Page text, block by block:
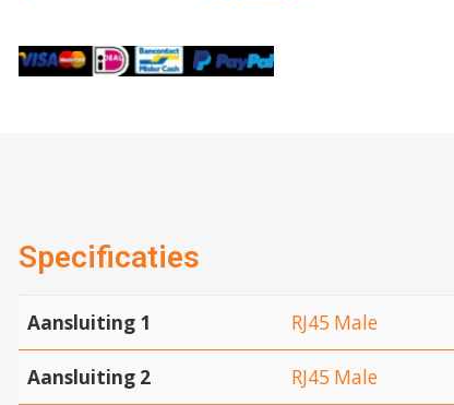
Specificaties
Aansluiting 1 RJ45 Male
Aansluiting 2 RJ45 Male